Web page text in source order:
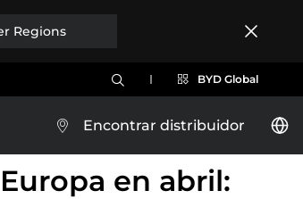
Regions
Encontrar distribuidor
BYD Global
en abril: